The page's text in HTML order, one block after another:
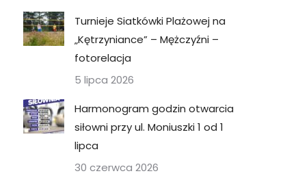
Turnieje Siatkówki Plażowej na
„Kętrzyniance” – Mężczyźni –
fotorelacja
5 lipca 2026
Harmonogram godzin otwarcia
siłowni przy ul. Moniuszki 1 od 1
lipca
30 czerwca 2026